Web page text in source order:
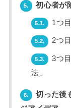
5. 初心者が
5.1. 1つ
5.2. 2つ
5.3.
3つ
法」
6.
切った後